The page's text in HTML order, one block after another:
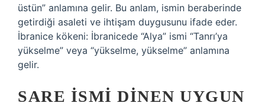
üstün” anlamına gelir. Bu anlam, ismin beraberinde
getirdiği asaleti ve ihtişam duygusunu ifade eder.
İbranice kökeni: İbranicede “Alya” ismi “Tanrı’ya
yükselme” veya “yükselme, yükselme” anlamına
gelir.
SARE ISMI DINEN UYGUN